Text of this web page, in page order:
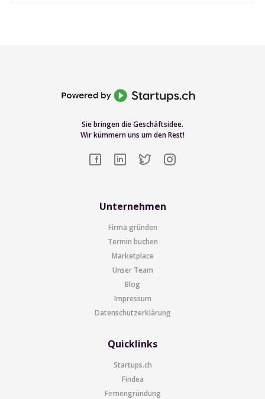
Sie bringen die Geschäftsidee.
Wir kümmern uns um den Rest!
Unternehmen
Firma gründen
Termin buchen
Marketplace
Unser Team
Blog
Impressum
Datenschutzerklärung
Quicklinks
Startups.ch
Findea
Firmengründung